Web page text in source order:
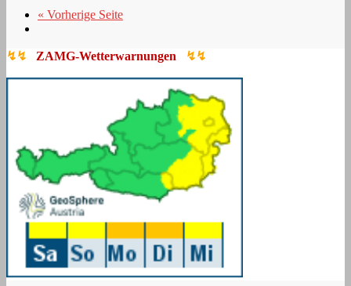
« Vorherige Seite
↯↯ ZAMG-Wetterwarnungen ↯↯